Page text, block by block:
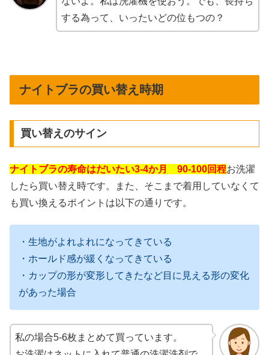
する為って、いったいどの位もつの？
ナイトブラの買い替え時期
買い替えのサイン
ナイトブラの寿命はだいたい3-4か月 90-100回程お洗濯
したら買い替え時です。また、そこまで着用していなくて
も買い換えるポイントは以下の通りです。
・生地がよれよれになってきている
・ホールド感が緩くなってきている
・カップの形が変形してきたなど目に見える形の変化
があった場合
私の場合5-6枚まとめて買っています。